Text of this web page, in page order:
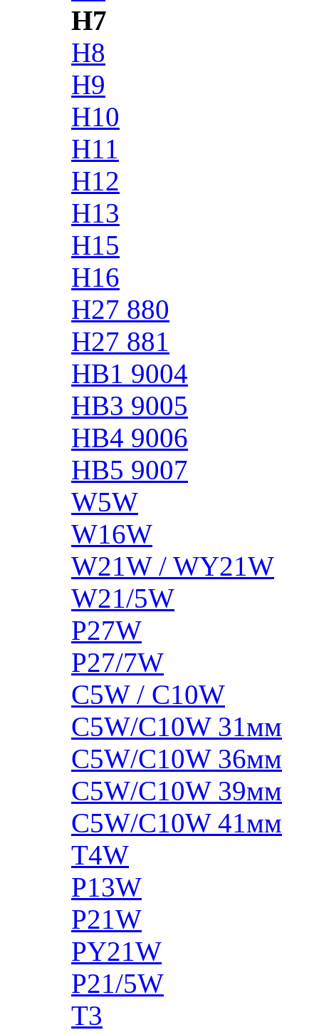
H7
H8
H9
H10
H11
H12
H13
H15
H16
H27 880
H27 881
HB1 9004
HB3 9005
HB4 9006
HB5 9007
W5W
W16W
W21W / WY21W
W21/5W
P27W
P27/7W
C5W / C10W
C5W/C10W 31мм
C5W/C10W 36мм
C5W/C10W 39мм
C5W/C10W 41мм
T4W
P13W
P21W
PY21W
P21/5W
T3